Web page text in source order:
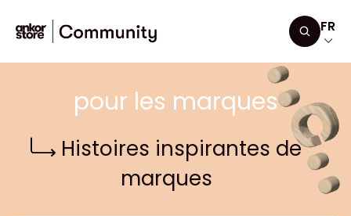
FR
pour les marques
Histoires inspirantes de
marques